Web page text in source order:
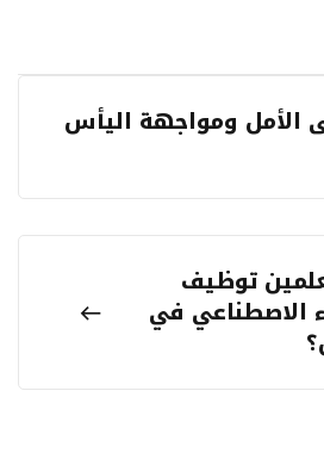
الأمل ومواجهة اليأس
توظيف
الاصطناعي في